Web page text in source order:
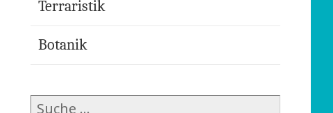
Terraristik
Botanik
Suche